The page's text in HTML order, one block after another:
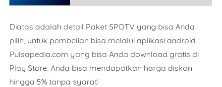
Diatas adalah detail Paket SPOTV yang bisa Anda
pilih, untuk pembelian bisa melalui aplikasi android
Pulsapedia.com yang bisa Anda download gratis di
Play Store. Anda bisa mendapatkan harga diskon
hingga 5% tanpa syarat!